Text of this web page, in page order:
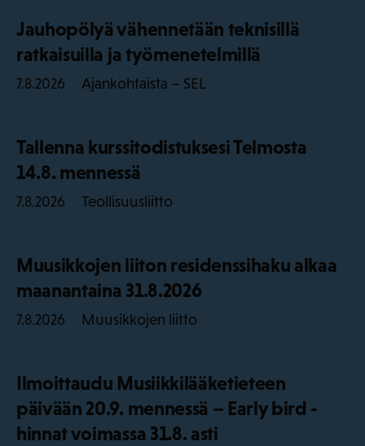
Jauhopölyä vähennetään teknisillä
ratkaisuilla ja työmenetelmillä
7.8.2026 Ajankohtaista – SEL
Tallenna kurssitodistuksesi Telmosta
14.8. mennessä
7.8.2026 Teollisuusliitto
Muusikkojen liiton residenssihaku alkaa
maanantaina 31.8.2026
7.8.2026 Muusikkojen liitto
Ilmoittaudu Musiikkilääketieteen
päivään 20.9. mennessä – Early bird -
hinnat voimassa 31.8. asti